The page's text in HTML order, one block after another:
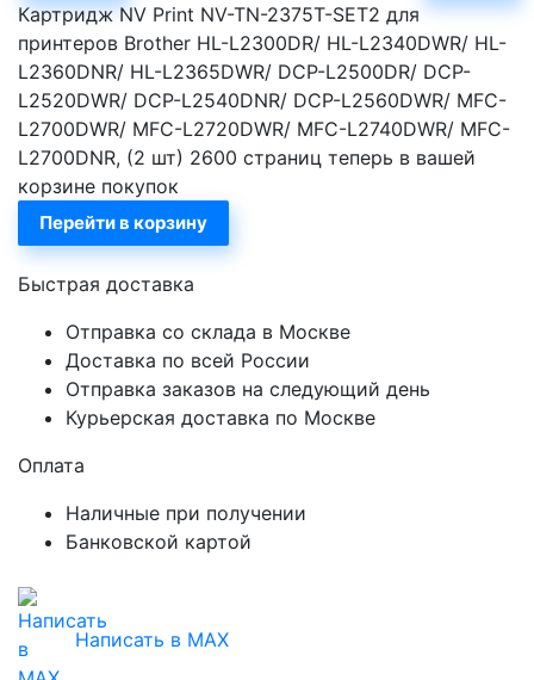
Картридж NV Print NV-TN-2375T-SET2 для
принтеров Brother HL-L2300DR/ HL-L2340DWR/ HL-
L2360DNR/ HL-L2365DWR/ DCP-L2500DR/ DCP-
L2520DWR/ DCP-L2540DNR/ DCP-L2560DWR/ MFC-
L2700DWR/ MFC-L2720DWR/ MFC-L2740DWR/ MFC-
L2700DNR, (2 шт) 2600 страниц теперь в вашей
корзине покупок
Перейти в корзину
Быстрая доставка
Отправка со склада в Москве
Доставка по всей России
Отправка заказов на следующий день
Курьерская доставка по Москве
Оплата
Наличные при получении
Банковской картой
Написать в MAX